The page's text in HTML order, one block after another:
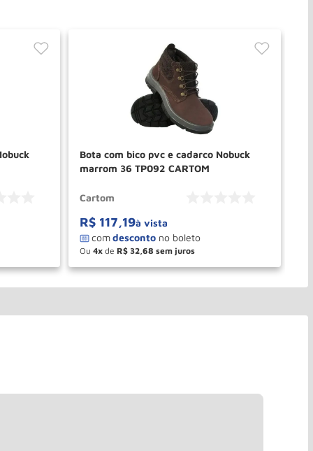
Bota com bico pvc e cadarco Nobuck
marrom 36 TP092 CARTOM
Cartom
R$ 117,19à vista
Ou 4 de R$ 32 68
＋
－ COMPRAR